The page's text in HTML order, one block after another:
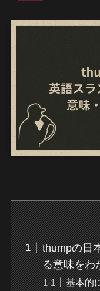
thumpの日
る意味をわ
基本的